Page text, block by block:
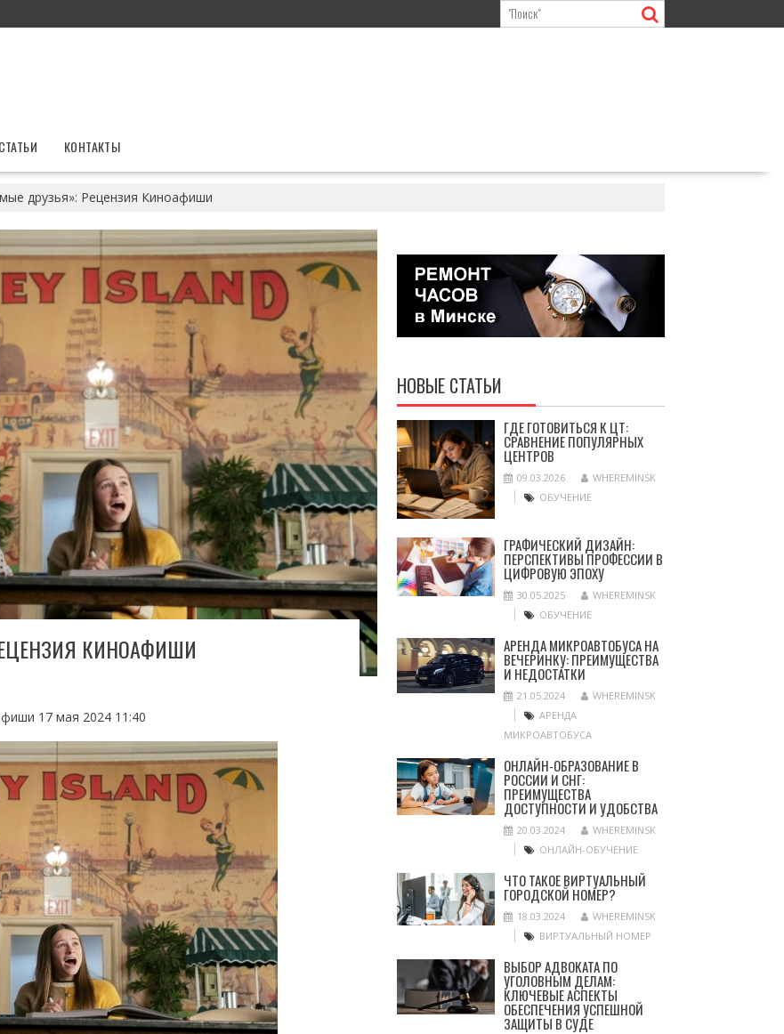
СТАТЬИ КОНТАКТЫ
друзья»: Рецензия Киноафиши
КИНОАФИШИ
17 мая 2024 11:40
НОВЫЕ СТАТЬИ
ГДЕ ГОТОВИТЬСЯ К ЦТ:
СРАВНЕНИЕ ПОПУЛЯРНЫХ
ЦЕНТРОВ
09.03.2026
WHEREMINSK
ОБУЧЕНИЕ
ГРАФИЧЕСКИЙ ДИЗАЙН:
ПЕРСПЕКТИВЫ ПРОФЕССИИ В
ЦИФРОВУЮ ЭПОХУ
30.05.2025
WHEREMINSK
ОБУЧЕНИЕ
АРЕНДА МИКРОАВТОБУСА НА
ВЕЧЕРИНКУ: ПРЕИМУЩЕСТВА
И НЕДОСТАТКИ
21.05.2024
WHEREMINSK
АРЕНДА
МИКРОАВТОБУСА
ОНЛАЙН-ОБРАЗОВАНИЕ В
РОССИИ И СНГ:
ПРЕИМУЩЕСТВА
ДОСТУПНОСТИ И УДОБСТВА
20.03.2024
WHEREMINSK
ОНЛАЙН-ОБУЧЕНИЕ
ЧТО ТАКОЕ ВИРТУАЛЬНЫЙ
ГОРОДСКОЙ НОМЕР?
18.03.2024
WHEREMINSK
ВИРТУАЛЬНЫЙ НОМЕР
ВЫБОР АДВОКАТА ПО
УГОЛОВНЫМ ДЕЛАМ:
КЛЮЧЕВЫЕ АСПЕКТЫ
ОБЕСПЕЧЕНИЯ УСПЕШНОЙ
ЗАЩИТЫ В СУДЕ